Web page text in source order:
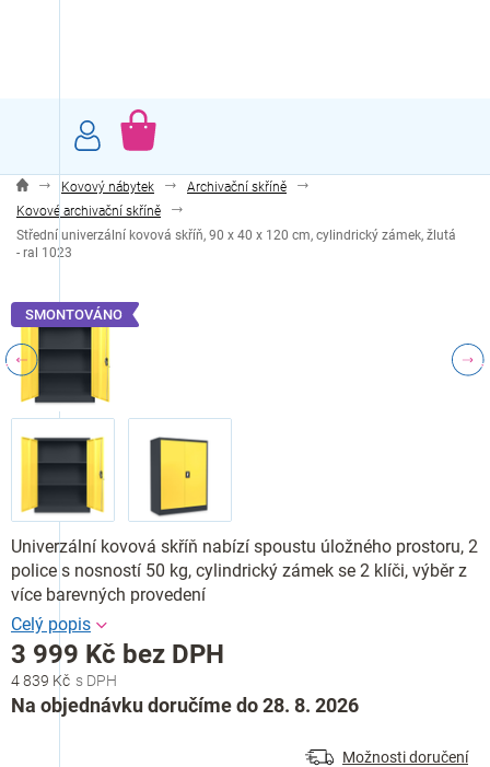
NÁKUPNÍ
Kovový nábytek
Archivační skříně
Kovové archivační skříně
Střední univerzální kovová skříň, 90 x 40 x 120 cm, cylindrický zámek, žlutá
- ral 1023
SMONTOVÁNO
4 839 Kč
3 999 Kč bez DPH
Měrná
cena:
Na objednávku doručíme do 28. 8. 2026
Možnosti doručení
Univerzální kovová skříň nabízí spoustu úložného prostoru, 2
police s nosností 50 kg, cylindrický zámek se 2 klíči, výběr z
více barevných provedení